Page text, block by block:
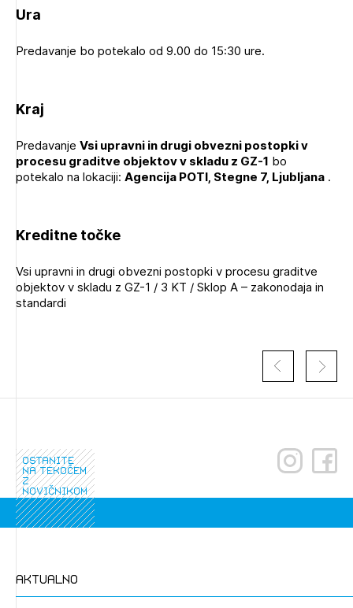
Izbrana vsebina je namenjena le ZAPS
registriranim uporabnikom. Da lahko do nje
PRIJAVITE SE REGISTRIRAJTE SE
Ura
Predavanje bo potekalo od 9.00 do 15:30 ure.
Kraj
Predavanje Vsi upravni in drugi obvezni postopki v
procesu graditve objektov v skladu z GZ-1 bo
potekalo na lokaciji: Agencija POTI, Stegne 7, Ljubljana .
Kreditne točke
Vsi upravni in drugi obvezni postopki v procesu graditve
objektov v skladu z GZ-1 / 3 KT / Sklop A – zakonodaja in
standardi
ostanite
na tekočem
z
novičnikom
aktualno